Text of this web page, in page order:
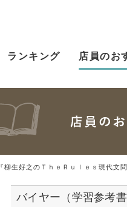
ランキング 店員のお
『柳生好之のＴｈｅＲｕｌｅｓ現代文
バイヤー（学習参考書